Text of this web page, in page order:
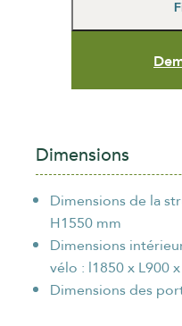
Dimensions
Dimensions de la
H1550 mm
Dimensions
vélo : l1850 x L900
Dimensions des
ORGANISME /
EMAIL*